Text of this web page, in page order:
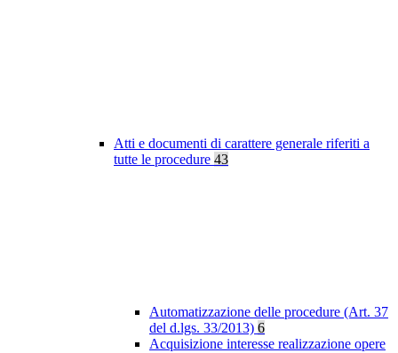
Atti e documenti di carattere generale riferiti a
tutte le procedure 43
Automatizzazione delle procedure (Art. 37
del d.lgs. 33/2013) 6
Acquisizione interesse realizzazione opere